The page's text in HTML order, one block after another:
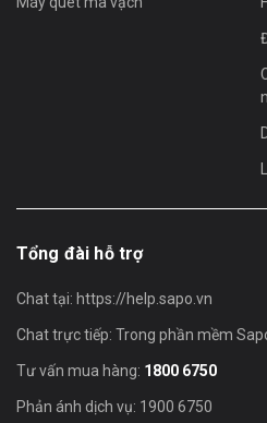
(driver) khi sử dụng.
Máy quét mã vạch cầm tay không
ga xe lửa, bệnh viện, nhà kho, siêu
Thông số kỹ thuật
Tên sản phẩm
Máy quét mã
Thông số kỹ
thuật
Tổng đài hỗ trợ
Chat tại: https://help.sapo.vn
Chat trực tiếp: Trong phần mềm
Tư vấn mua hàng: 1800 6750
Phản ánh dịch vụ: 1900 6750